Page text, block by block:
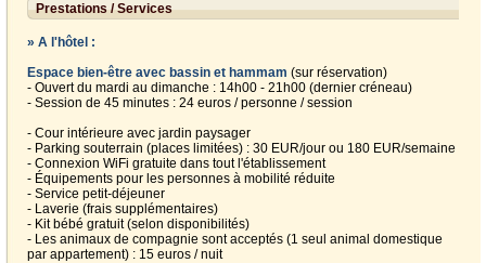
Prestations / Services
» A l'hôtel :
Espace bien-être avec bassin et hammam (sur réservation)
- Ouvert du mardi au dimanche : 14h00 - 21h00 (dernier créneau)
- Session de 45 minutes : 24 euros / personne / session
- Cour intérieure avec jardin paysager
- Parking souterrain (places limitées) : 30 EUR/jour ou 180 EUR/semaine
- Connexion WiFi gratuite dans tout l'établissement
- Équipements pour les personnes à mobilité réduite
- Service petit-déjeuner
- Laverie (frais supplémentaires)
- Kit bébé gratuit (selon disponibilités)
- Les animaux de compagnie sont acceptés (1 seul animal domestique
par appartement) : 15 euros / nuit